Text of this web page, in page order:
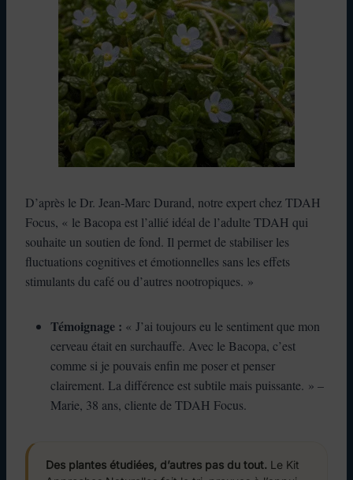
D’après le Dr. Jean-Marc Durand, notre expert chez TDAH
Focus, « le Bacopa est l’allié idéal de l’adulte TDAH qui
souhaite un soutien de fond. Il permet de stabiliser les
fluctuations cognitives et émotionnelles sans les effets
stimulants du café ou d’autres nootropiques. »
Témoignage : « J’ai toujours eu le sentiment que mon
cerveau était en surchauffe. Avec le Bacopa, c’est
comme si je pouvais enfin me poser et penser
clairement. La différence est subtile mais puissante. » –
Marie, 38 ans, cliente de TDAH Focus.
Des plantes étudiées, d’autres pas du tout. Le Kit